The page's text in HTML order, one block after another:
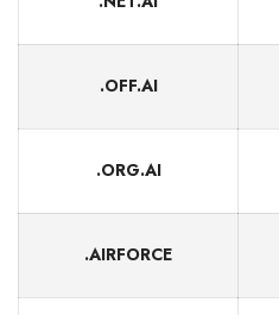
.OFF.AI
.ORG.AI
.AIRFORCE